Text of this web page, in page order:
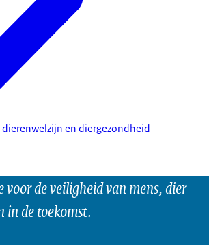
en diergezondheid
voor de veiligheid van mens, dier
in de toekomst.